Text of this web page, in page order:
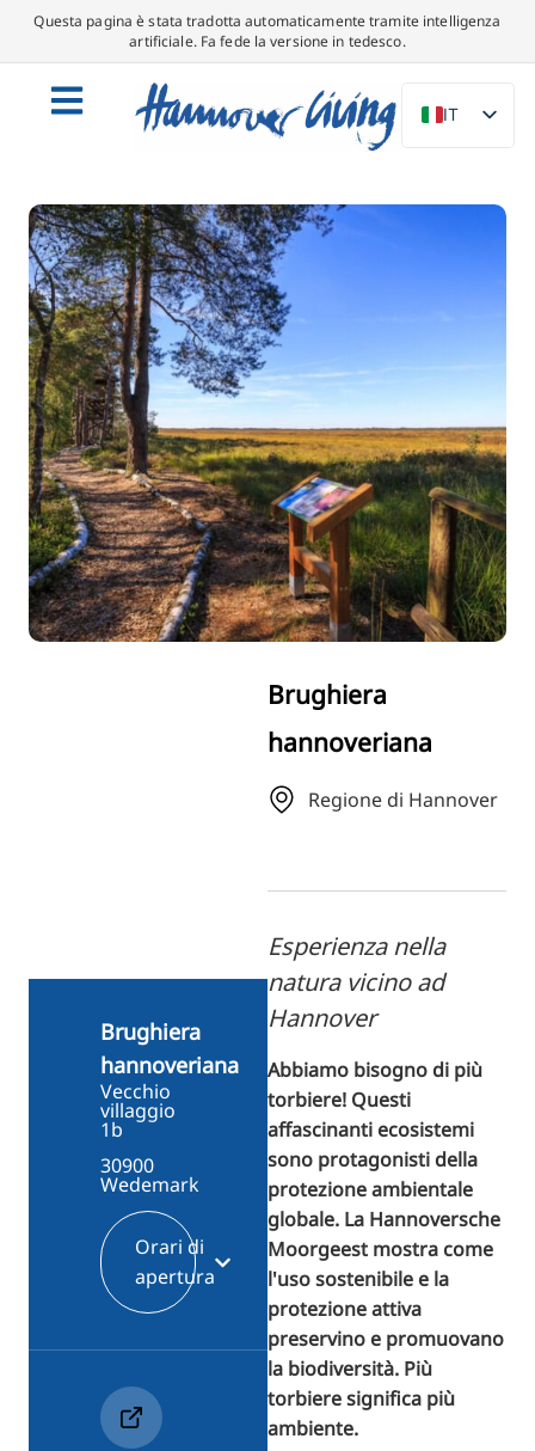
Questa pagina è stata tradotta automaticamente tramite intelligenza
artificiale. Fa fede la versione in tedesco.
IT
DE
FR
PT
TR
RU
FI
ZH
Brughiera
hannoveriana
Regione di Hannover
Esperienza nella
natura vicino ad
Hannover
Abbiamo bisogno di più
torbiere! Questi
affascinanti ecosistemi
sono protagonisti della
protezione ambientale
globale. La Hannoversche
Moorgeest mostra come
l'uso sostenibile e la
protezione attiva
preservino e promuovano
la biodiversità. Più
torbiere significa più
ambiente.
Brughiera
hannoveriana
Vecchio
villaggio
1b
30900
Wedemark
Orari di
apertura